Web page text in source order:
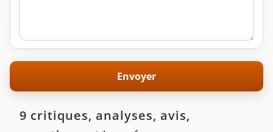
9 critiques, analyses, avis,